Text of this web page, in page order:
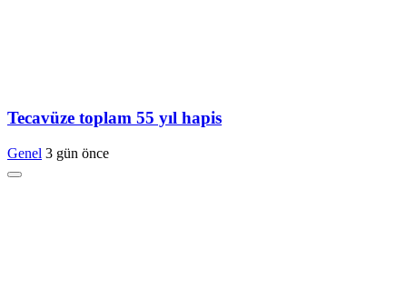
Tecavüze toplam 55 yıl hapis
Genel 3 gün önce